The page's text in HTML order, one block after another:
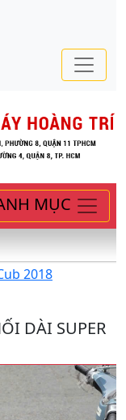
MỤC
2018
DÀI SUPER